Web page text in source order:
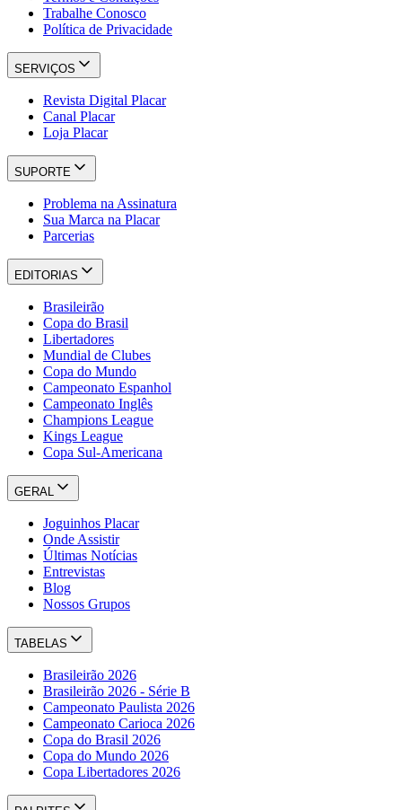
Trabalhe Conosco
Política de Privacidade
SERVIÇOS
Revista Digital Placar
Canal Placar
Loja Placar
SUPORTE
Problema na Assinatura
Sua Marca na Placar
Parcerias
EDITORIAS
Brasileirão
Copa do Brasil
Libertadores
Mundial de Clubes
Copa do Mundo
Campeonato Espanhol
Campeonato Inglês
Champions League
Kings League
Copa Sul-Americana
GERAL
Joguinhos Placar
Onde Assistir
Últimas Notícias
Entrevistas
Blog
Nossos Grupos
TABELAS
Brasileirão 2026
Brasileirão 2026 - Série B
Campeonato Paulista 2026
Campeonato Carioca 2026
Copa do Brasil 2026
Copa do Mundo 2026
Copa Libertadores 2026